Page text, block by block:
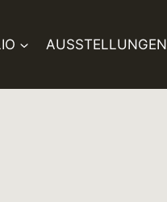
AUSSTELLUNGEN